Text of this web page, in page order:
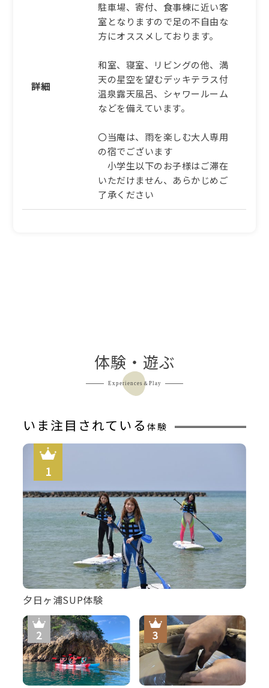
詳細
駐車場、寄付、食事棟に近い客
室となりますので足の不自由な
方にオススメしております。
和室、寝室、リビングの他、満
天の星空を望むデッキテラス付
温泉露天風呂、シャワールーム
などを備えています。
〇当庵は、雨を楽しむ大人専用
の宿でございます
小学生以下のお子様はご滞在
いただけません、あらかじめご
了承ください
体験・遊ぶ
Experiences＆Play
いま注目されている 体験
夕日ヶ浦SUP体験